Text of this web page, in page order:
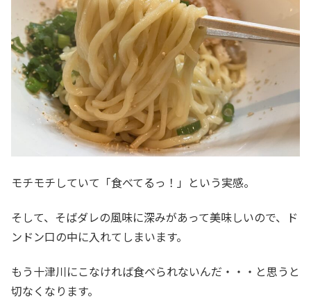
モチモチしていて「食べてるっ！」という実感。
そして、そばダレの風味に深みがあって美味しいので、ド
ンドン口の中に入れてしまいます。
もう十津川にこなければ食べられないんだ・・・と思うと
切なくなります。